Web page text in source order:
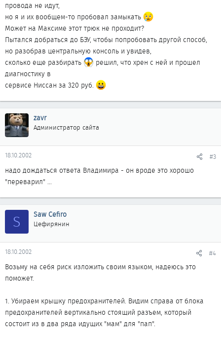
провода не идут,
но я и их вообщем-то пробовал замыкать
Может на Максиме этот трюк не проходит?
Пытался добраться до БЭУ, чтобы попробовать другой способ,
но разобрав центральную консоль и увидев,
сколько еще разбирать
решил, что хрен с ней и прошел
диагностику в
сервисе Ниссан за 320 руб.
zavr
Администратор сайта
18.10.2002 #3
надо дождаться ответа Владимира - он вроде это хорошо
"переварил" ...
S Saw Cefiro
Цефирянин
18.10.2002 #4
Возьму на себя риск изложить своим языком, надеюсь это
поможет.
1. Убираем крышку предохранителей. Видим справа от блока
предохранителей вертикально стоящий разъем, который
состоит из в два ряда идущих "мам" для "пап".